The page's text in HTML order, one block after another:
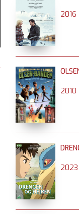
2016
2010
2023